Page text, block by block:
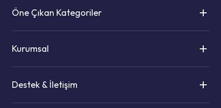
Öne Çıkan Kategoriler
Kurumsal
Destek & İletişim